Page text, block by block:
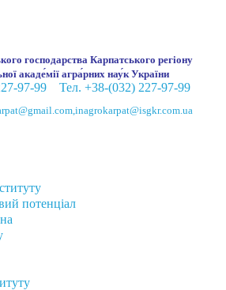
господарства Карпатського регіону
акаде́мії агра́рних нау́к України
97-99 Тел. +38-(032) 227-97-99
, inagrokarpat@isgkr.com.ua
потенціал